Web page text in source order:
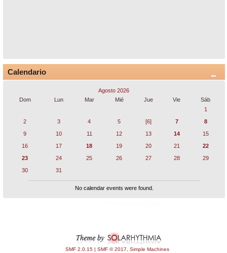
Calendario
Agosto 2026
Dom
Lun Mar Mié Jue Vie
Sáb
1
2
3 4 5 [6] 7
8
9
10 11 12 13 14
15
16
17 18 19 20 21
22
23
24 25 26 27 28
29
30
31
No calendar events were found.
SMF 2.0.15 | SMF © 2017 Simple Machines